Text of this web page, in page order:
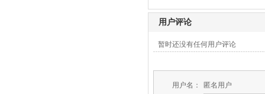
用户评论
暂时还没有任何用户评论
用户名：
匿名用户